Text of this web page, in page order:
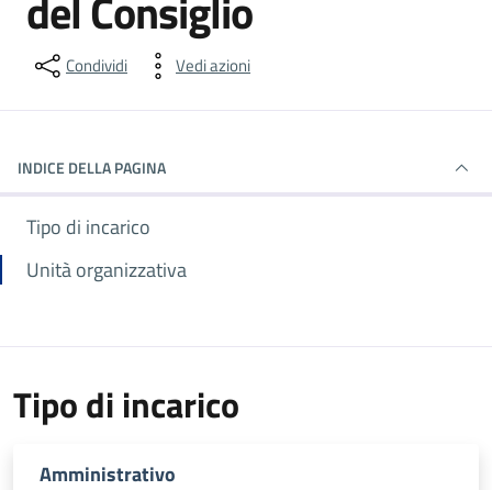
Condividi Vedi azioni
INDICE DELLA PAGINA
Tipo di incarico
Unità organizzativa
Tipo di incarico
Amministrativo